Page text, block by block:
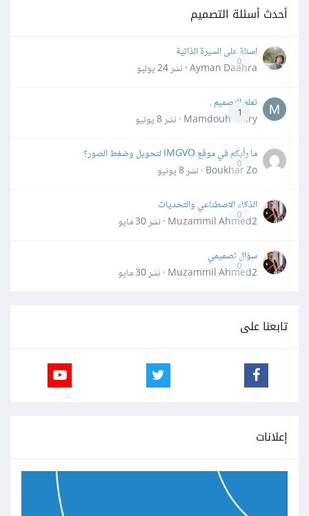
أحدث أسئلة التصميم
0
اسئلة على السيرة الذاتية
Ayman Daahra · نشر
24 يوليو
1
تعلم التصميم .
Mamdouh Khiry · نشر
8 يونيو
0
ما رأيكم في موقع IMGVO لتحويل وضغط الصور؟
Boukhar Zo · نشر
8 يونيو
0
الذكاء الاصطناعي والتحديات
Muzammil Ahmed2 · نشر
30 مايو
0
سؤال تصميمي
Muzammil Ahmed2 · نشر
30 مايو
تابعنا على
إعلانات